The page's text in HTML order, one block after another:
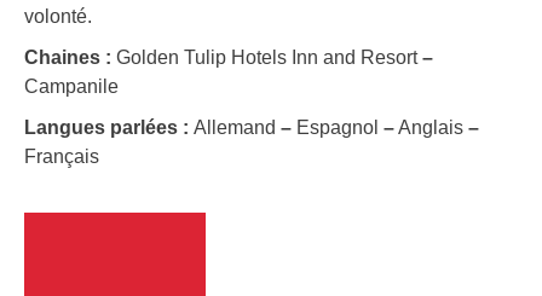
volonté.
Chaines : Golden Tulip Hotels Inn and Resort–
Campanile
Langues parlées : Allemand – Espagnol –Anglais –
Français